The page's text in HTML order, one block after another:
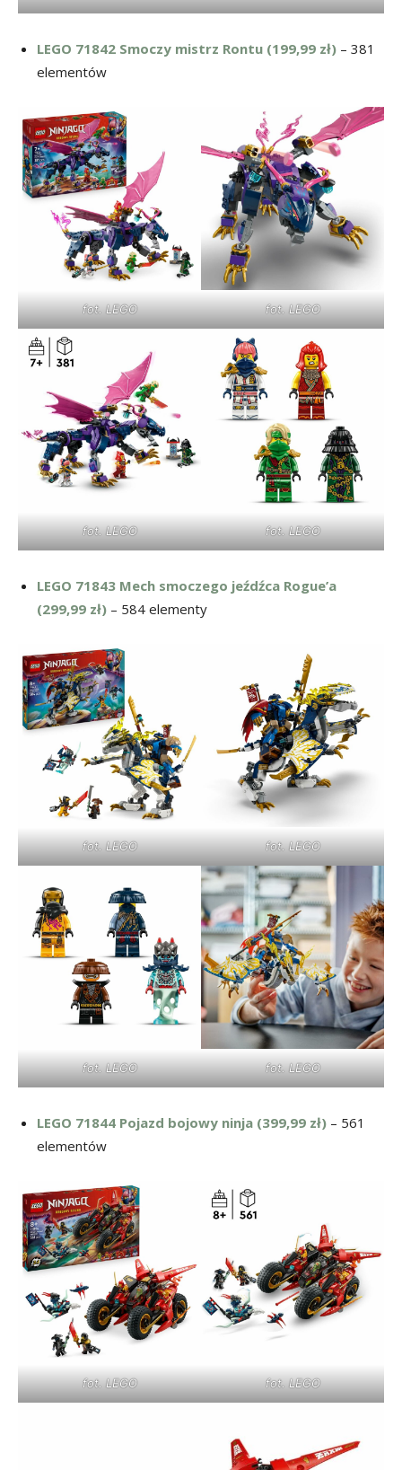
LEGO 71842 Smoczy mistrz Rontu (199,99 zł) – 381
elementów
fot. LEGO fot. LEGO
fot. LEGO fot. LEGO
LEGO 71843 Mech smoczego jeźdźca Rogue’a
(299,99 zł) – 584 elementy
fot. LEGO fot. LEGO
fot. LEGO fot. LEGO
LEGO 71844 Pojazd bojowy ninja (399,99 zł) – 561
elementów
fot. LEGO fot. LEGO